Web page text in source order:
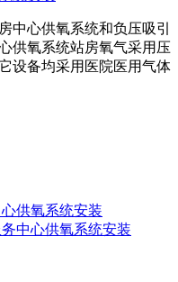
中心供氧系统和负压吸引
供氧系统站房氧气采用压
设备均采用医院医用气体
供氧系统安装
中心供氧系统安装